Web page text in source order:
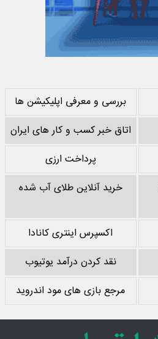
بررسی و معرفی اپلیکیشن ها
اتاق خبر کسب و کار های ایران
پرداخت ارزی
خرید آنلاین طلای آب شده
اکسپرس اینتری کانادا
نقد کردن درآمد یوتیوب
مرجع بازی های مود اندروید